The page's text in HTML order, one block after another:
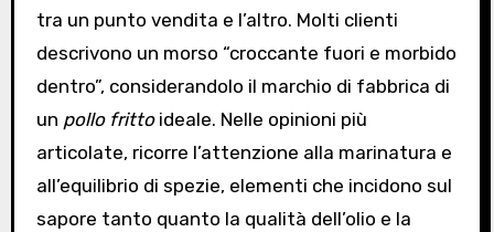
tra un punto vendita e l’altro. Molti clienti
descrivono un morso “croccante fuori e morbido
dentro”, considerandolo il marchio di fabbrica di
un pollo frittoideale. Nelle opinioni più
articolate, ricorre l’attenzione alla marinatura e
all’equilibrio di spezie, elementi che incidono sul
sapore tanto quanto la qualità dell’olio e la